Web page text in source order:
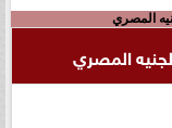
المصري
المصري